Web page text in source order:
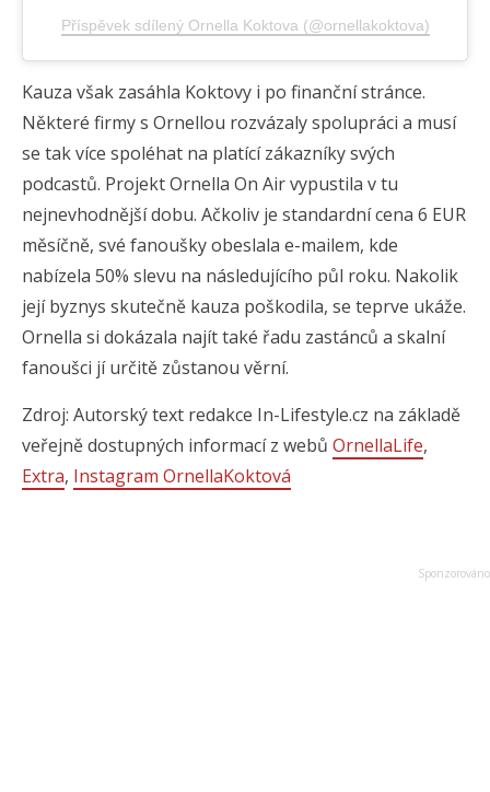
Příspěvek sdílený Ornella Koktova (@ornellakoktova)
Kauza však zasáhla Koktovy i po finanční stránce.
Některé firmy s Ornellou rozvázaly spolupráci a musí
se tak více spoléhat na platící zákazníky svých
podcastů. Projekt Ornella On Air vypustila v tu
nejnevhodnější dobu. Ačkoliv je standardní cena 6 EUR
měsíčně, své fanoušky obeslala e-mailem, kde
nabízela 50% slevu na následujícího půl roku. Nakolik
její byznys skutečně kauza poškodila, se teprve ukáže.
Ornella si dokázala najít také řadu zastánců a skalní
fanoušci jí určitě zůstanou věrní.
Zdroj: Autorský text redakce In-Lifestyle.cz na základě
veřejně dostupných informací z webů OrnellaLife,
Extra, Instagram OrnellaKoktová